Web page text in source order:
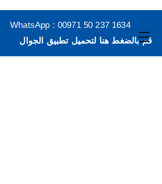
WhatsApp : 00971 50 237 1634
قم بالضغط هنا لتحميل تطبيق الجوال